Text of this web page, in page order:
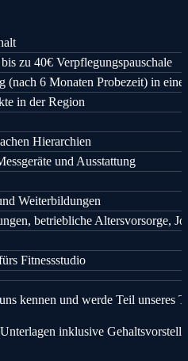
zu 40€ Verpflegungspauschale
(nach 6 Monaten Probezeit) in
in der Region
Hierarchien
und Ausstattung
Weiterbildungen
betriebliche Altersvorsorge,
Fitnessstudio
kennen und werde Teil unseres
inklusive